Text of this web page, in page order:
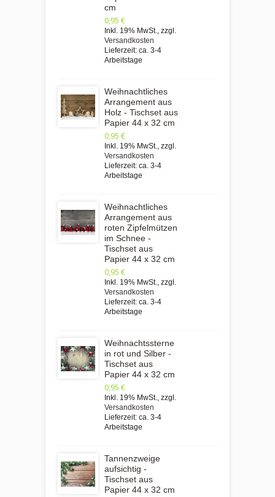
cm
0,95 €
Inkl. 19% MwSt., zzgl.
Versandkosten
Lieferzeit: ca. 3-4
Arbeitstage
Weihnachtliches
Arrangement aus
Holz - Tischset aus
Papier 44 x 32 cm
0,95 €
Inkl. 19% MwSt., zzgl.
Versandkosten
Lieferzeit: ca. 3-4
Arbeitstage
Weihnachtliches
Arrangement aus
roten Zipfelmützen
im Schnee -
Tischset aus
Papier 44 x 32 cm
0,95 €
Inkl. 19% MwSt., zzgl.
Versandkosten
Lieferzeit: ca. 3-4
Arbeitstage
Weihnachtssterne
in rot und Silber -
Tischset aus
Papier 44 x 32 cm
0,95 €
Inkl. 19% MwSt., zzgl.
Versandkosten
Lieferzeit: ca. 3-4
Arbeitstage
Tannenzweige
aufsichtig -
Tischset aus
Papier 44 x 32 cm